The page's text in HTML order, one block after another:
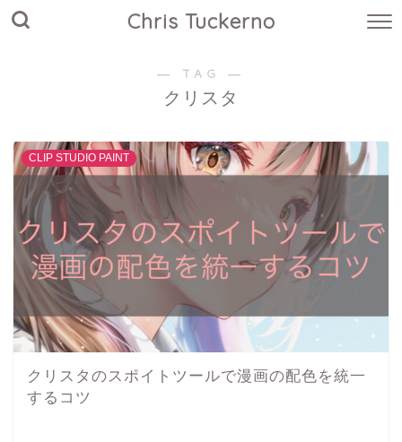
Chris Tuckerno
― TAG ―
クリスタ
CLIP STUDIO PAINT
クリスタのスポイトツールで漫画の配色を統一
するコツ